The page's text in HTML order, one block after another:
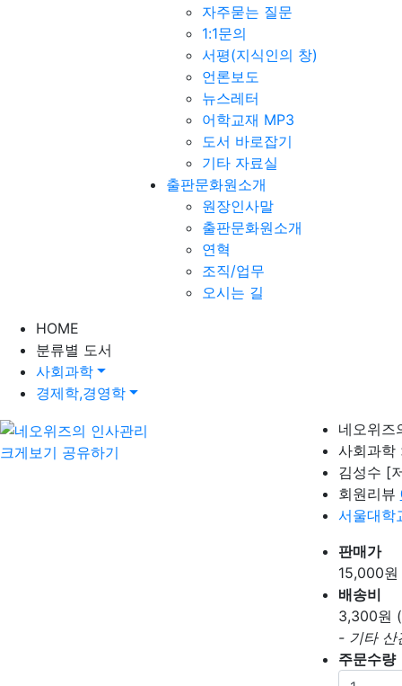
자주묻는 질문
1:1문의
서평(지식인의 창)
언론보도
뉴스레터
어학교재 MP3
도서 바로잡기
기타 자료실
출판문화원소개
원장인사말
출판문화원소개
연혁
조직/업무
오시는 길
HOME
분류별 도서
사회과학
경제학,경영학
크게보기 공유하기
네오위즈
사회과학
김성수 [
회원리뷰
서울대학
판매가
15,000원
배송비
3,300원
- 기타 산
주문수량